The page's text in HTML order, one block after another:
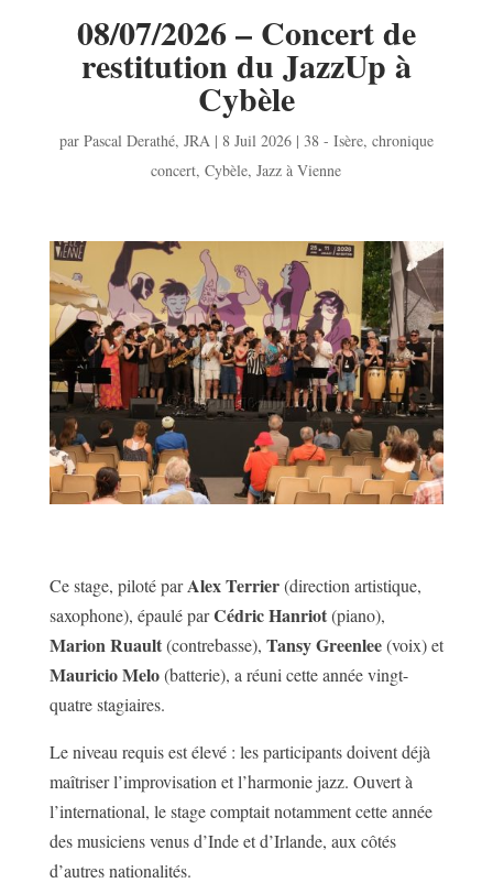
08/07/2026 – Concert de
restitution du JazzUp à
Cybèle
par Pascal Derathé, JRA| 8 Juil 2026| 38 - Isère, chronique
concert,Cybèle,Jazz à Vienne
Ce stage, piloté parAlex Terrier(direction artistique,
saxophone), épaulé parCédric Hanriot(piano),
Marion Ruault(contrebasse), Tansy Greenlee(voix) et
Mauricio Melo(batterie), a réuni cette année vingt-
quatre stagiaires.
Le niveau requis est élevé : les participants doivent déjà
maîtriser l’improvisation et l’harmonie jazz. Ouvert à
l’international, le stage comptait notamment cette année
des musiciens venus d’Inde et d’Irlande, aux côtés
d’autres nationalités.